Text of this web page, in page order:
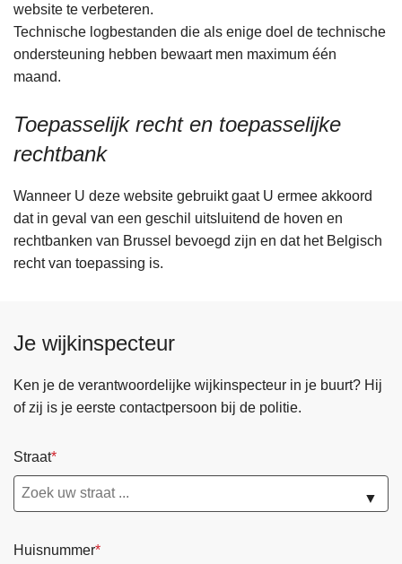
website te verbeteren.
Technische logbestanden die als enige doel de technische
ondersteuning hebben bewaart men maximum één
maand.
Toepasselijk recht en toepasselijke
rechtbank
Wanneer U deze website gebruikt gaat U ermee akkoord
dat in geval van een geschil uitsluitend de hoven en
rechtbanken van Brussel bevoegd zijn en dat het Belgisch
recht van toepassing is.
Je wijkinspecteur
Ken je de verantwoordelijke wijkinspecteur in je buurt? Hij
of zij is je eerste contactpersoon bij de politie.
Straat
▼
Huisnummer